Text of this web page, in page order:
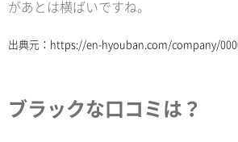
があとは横ばいですね。
出典元： https://en-hyouban.com/company/
ブラックな口コミは？